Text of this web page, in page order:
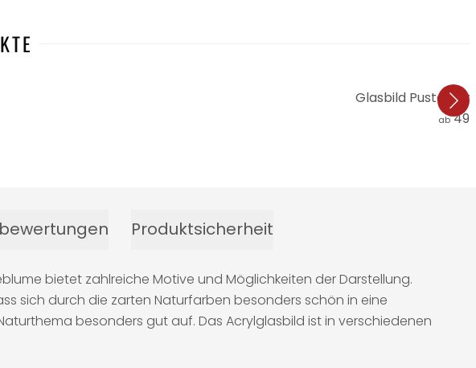
Glasbild
ab
Produktsicherheit
bietet zahlreiche Motive und Möglichkeiten der Darstellung.
sich durch die zarten Naturfarben besonders schön in eine
besonders gut auf. Das Acrylglasbild ist in verschiedenen